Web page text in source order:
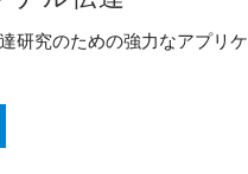
研究のための強力なアプリケ